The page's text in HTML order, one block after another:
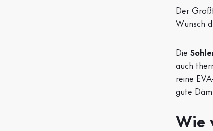
Der
Wunsch
Die
auch
reine
gute
Wie